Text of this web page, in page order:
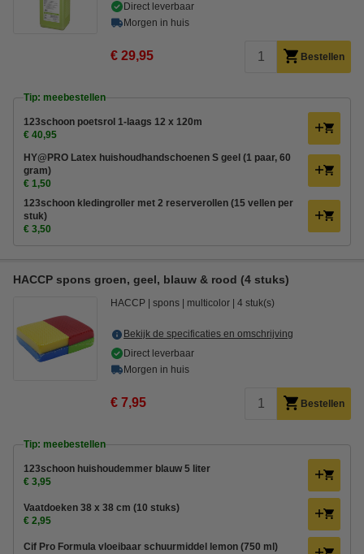
Direct leverbaar
Morgen in huis
€ 29,95 Bestellen
Tip: meebestellen
123schoon poetsrol 1-laags 12 x 120m
€ 40,95
HY@PRO Latex huishoudhandschoenen S geel (1 paar, 60
gram)
€ 1,50
123schoon kledingroller met 2 reserverollen (15 vellen per
stuk)
€ 3,50
HACCP spons groen, geel, blauw & rood (4 stuks)
HACCP spons multicolor 4 stuk(s)
Bekijk de specificaties en omschrijving
Direct leverbaar
Morgen in huis
€ 7,95 Bestellen
Tip: meebestellen
123schoon huishoudemmer blauw 5 liter
€ 3,95
Vaatdoeken 38 x 38 cm (10 stuks)
€ 2,95
Cif Pro Formula vloeibaar schuurmiddel lemon (750 ml)